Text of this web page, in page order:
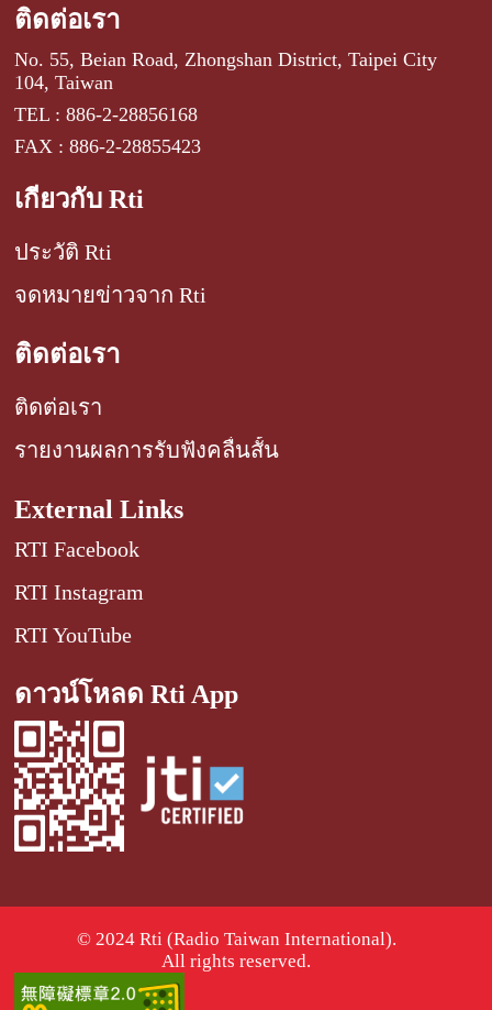
ติดต่อเรา
No. 55, Beian Road, Zhongshan District, Taipei City
104, Taiwan
TEL : 886-2-28856168
FAX : 886-2-28855423
เกี่ยวกับ Rti
ประวัติ Rti
จดหมายข่าวจาก Rti
ติดต่อเรา
ติดต่อเรา
รายงานผลการรับฟังคลื่นสั้น
External Links
RTI Facebook
RTI Instagram
RTI YouTube
ดาวน์โหลด Rti App
© 2024 Rti (Radio Taiwan International).
All rights reserved.